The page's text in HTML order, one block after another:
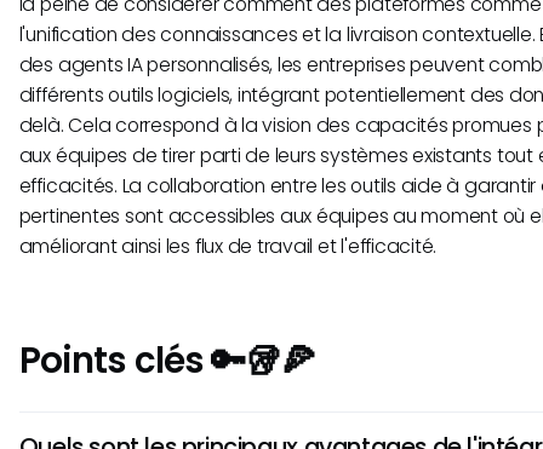
l'unification des connaissances et la livraison
des agents IA personnalisés, les entreprises peuvent
différents outils logiciels, intégrant potentiellement des
delà. Cela correspond à la vision des capacités promues
aux équipes de tirer parti de leurs systèmes existants tout
efficacités. La collaboration entre les outils aide à garantir
pertinentes sont accessibles aux équipes au moment où
améliorant ainsi les flux de travail et l'efficacité.
Points clés 🔑🥡🍕